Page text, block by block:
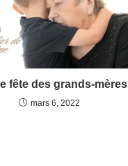
fête des grands-mères
mars 6, 2022